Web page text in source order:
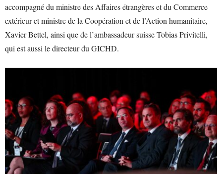
accompagné du ministre des Affaires étrangères et du Commerce
extérieur et ministre de la Coopération et de l’Action humanitaire,
Xavier Bettel, ainsi que de l’ambassadeur suisse Tobias Privitelli,
qui est aussi le directeur du GICHD.